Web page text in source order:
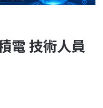
電 技術人員